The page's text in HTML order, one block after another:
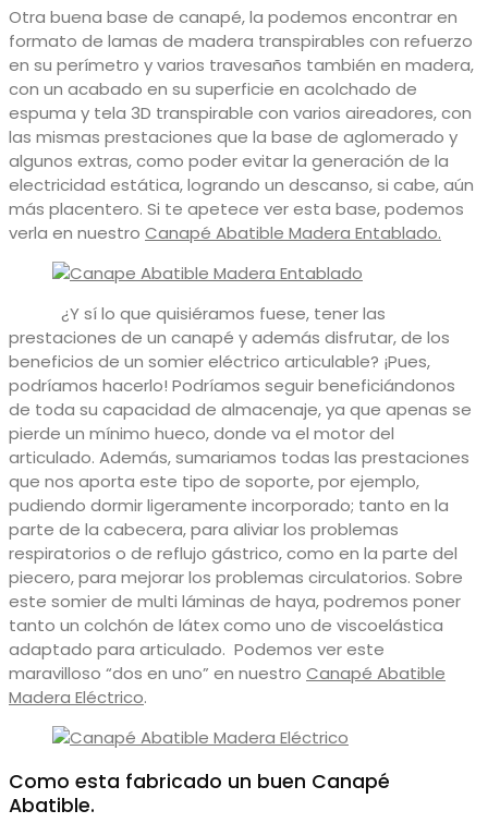
Otra buena base de canapé, la podemos encontrar en
formato de lamas de madera transpirables con refuerzo
en su perímetro y varios travesaños también en madera,
con un acabado en su superficie en acolchado de
espuma y tela 3D transpirable con varios aireadores, con
las mismas prestaciones que la base de aglomerado y
algunos extras, como poder evitar la generación de la
electricidad estática, logrando un descanso, si cabe, aún
más placentero. Si te apetece ver esta base, podemos
verla en nuestro Canapé Abatible Madera Entablado.
¿Y sí lo que quisiéramos fuese, tener las
prestaciones de un canapé y además disfrutar, de los
beneficios de un somier eléctrico articulable? ¡Pues,
podríamos hacerlo! Podríamos seguir beneficiándonos
de toda su capacidad de almacenaje, ya que apenas se
pierde un mínimo hueco, donde va el motor del
articulado. Además, sumariamos todas las prestaciones
que nos aporta este tipo de soporte, por ejemplo,
pudiendo dormir ligeramente incorporado; tanto en la
parte de la cabecera, para aliviar los problemas
respiratorios o de reflujo gástrico, como en la parte del
piecero, para mejorar los problemas circulatorios. Sobre
este somier de multi láminas de haya, podremos poner
tanto un colchón de látex como uno de viscoelástica
adaptado para articulado. Podemos ver este
maravilloso “dos en uno” en nuestro Canapé Abatible
Madera Eléctrico.
Como esta fabricado un buen Canapé
Abatible.